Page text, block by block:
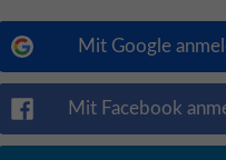
Mit Google
Mit Facebook